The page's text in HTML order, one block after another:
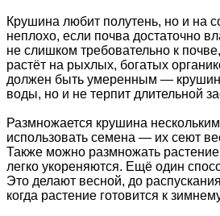
Крушина любит полутень, но и на
неплохо, если почва достаточно
не слишком требовательно к
растёт на рыхлых, богатых
должен быть умеренным —
воды, но и не терпит длительной
Размножается крушина
использовать семена — их сеют
Также можно размножать
легко укореняются. Ещё один
Это делают весной, до
когда растение готовится к